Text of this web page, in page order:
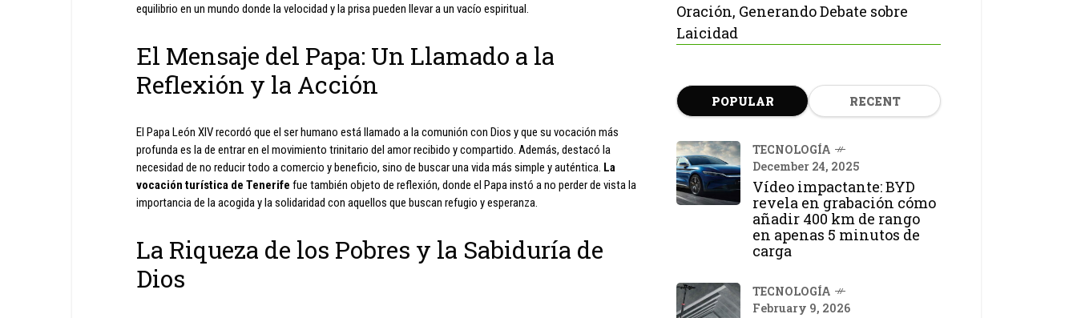
equilibrio en un mundo donde la velocidad y la prisa pueden llevar a un vacío espiritual.
El Mensaje del Papa: Un Llamado a la
Reflexión y la Acción
El Papa León XIV recordó que el ser humano está llamado a la comunión con Dios y que su vocación más
profunda es la de entrar en el movimiento trinitario del amor recibido y compartido. Además, destacó la
necesidad de no reducir todo a comercio y beneficio, sino de buscar una vida más simple y auténtica. La
vocación turística de Tenerife fue también objeto de reflexión, donde el Papa instó a no perder de vista la
importancia de la acogida y la solidaridad con aquellos que buscan refugio y esperanza.
La Riqueza de los Pobres y la Sabiduría de
Dios
Oración, Generando Debate sobre
Laicidad
POPULAR RECENT
TECNOLOGÍA
December 24, 2025
Vídeo impactante: BYD
revela en grabación cómo
añadir 400 km de rango
en apenas 5 minutos de
carga
TECNOLOGÍA
February 9, 2026